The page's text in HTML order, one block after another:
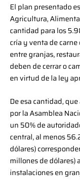
El plan presentado
Agricultura,
cantidad para los
cría y venta de
entre granjas,
deben de cerrar o
en virtud de la ley
De esa cantidad,
por la Asamblea
un 50% de
central, al menos
dólares)
millones de dólares)
instalaciones en